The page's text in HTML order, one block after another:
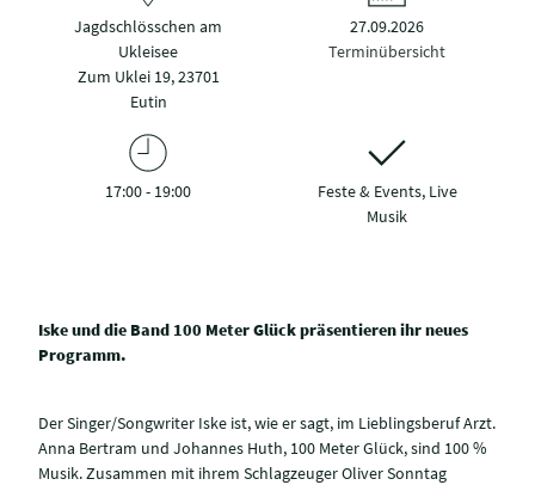
Jagdschlösschen am
Ukleisee
Zum Uklei 19, 23701
Eutin
27.09.2026
Terminübersicht
17:00 - 19:00
Feste & Events, Live
Musik
Iske und die Band 100 Meter Glück präsentieren ihr neues
Programm.
Der Singer/Songwriter Iske ist, wie er sagt, im Lieblingsberuf Arzt.
Anna Bertram und Johannes Huth, 100 Meter Glück, sind 100 %
Musik. Zusammen mit ihrem Schlagzeuger Oliver Sonntag